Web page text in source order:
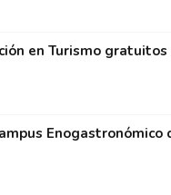
en Turismo gratuitos
Enogastronómico